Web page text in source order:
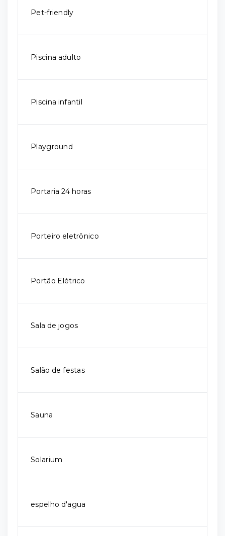
Pet-friendly
Piscina adulto
Piscina infantil
Playground
Portaria 24 horas
Porteiro eletrônico
Portão Elétrico
Sala de jogos
Salão de festas
Sauna
Solarium
espelho d'agua